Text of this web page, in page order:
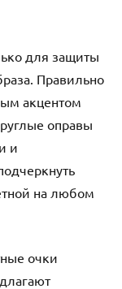
для защиты
Правильно
акцентом
оправы
и
на любом
очки